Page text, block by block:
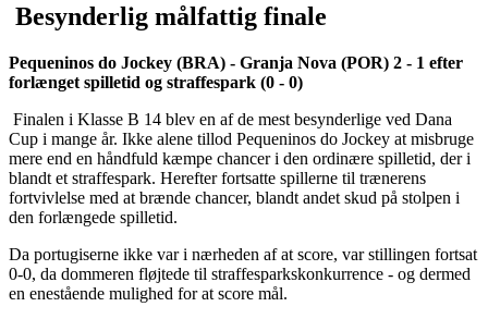
Besynderlig målfattig finale
Pequeninos do Jockey (BRA) - Granja Nova (POR) 2 - 1 efter
forlænget spilletid og straffespark (0 - 0)
Finalen i Klasse B 14 blev en af de mest besynderlige ved Dana
Cup i mange år. Ikke alene tillod Pequeninos do Jockey at misbruge
mere end en håndfuld kæmpe chancer i den ordinære spilletid, der i
blandt et straffespark. Herefter fortsatte spillerne til trænerens
fortvivlelse med at brænde chancer, blandt andet skud på stolpen i
den forlængede spilletid.
Da portugiserne ikke var i nærheden af at score, var stillingen fortsat
0-0, da dommeren fløjtede til straffesparkskonkurrence - og dermed
en enestående mulighed for at score mål.